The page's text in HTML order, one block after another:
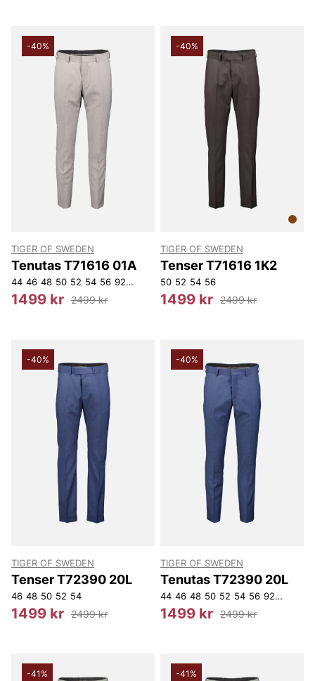
-40%
TIGER OF SWEDEN
Tenutas T71616 01A
44 46 48 50 52 54 56 92 96 104 108 112
1499 kr 2499 kr
-40%
TIGER OF SWEDEN
Tenser T71616 1K2
50 52 54 56
1499 kr 2499 kr
-40%
TIGER OF SWEDEN
Tenser T72390 20L
46 48 50 52 54
1499 kr 2499 kr
-40%
TIGER OF SWEDEN
Tenutas T72390 20L
44 46 48 50 52 54 56 92 96
1499 kr 2499 kr
-41% -41%